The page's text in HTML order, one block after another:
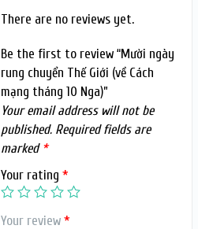
There are no reviews yet.
Be the first to review “Mười ngày
rung chuyển Thế Giới (về Cách
mạng tháng 10 Nga)”
Your email address will not be
published. Required fields are
marked *
Your rating*
Your review*